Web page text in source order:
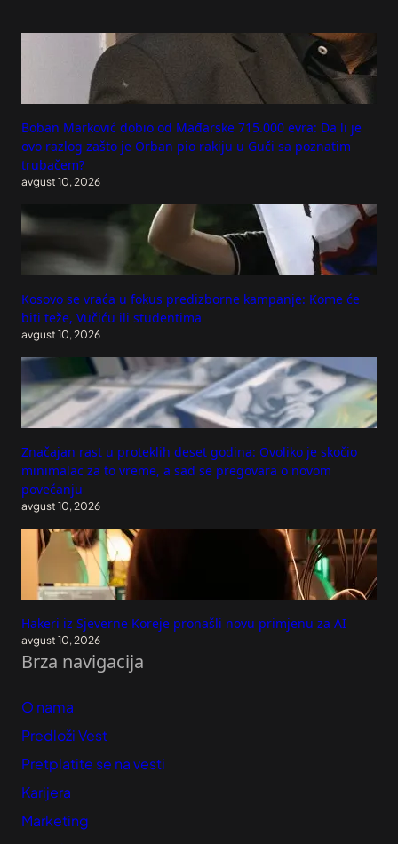
Boban Marković dobio od Mađarske 715.000 evra: Da li je
ovo razlog zašto je Orban pio rakiju u Guči sa poznatim
trubačem?
avgust 10, 2026
Kosovo se vraća u fokus predizborne kampanje: Kome će
biti teže, Vučiću ili studentima
avgust 10, 2026
Značajan rast u proteklih deset godina: Ovoliko je skočio
minimalac za to vreme, a sad se pregovara o novom
povećanju
avgust 10, 2026
Hakeri iz Sjeverne Koreje pronašli novu primjenu za AI
avgust 10, 2026
Brza navigacija
O nama
Predloži Vest
Pretplatite se na vesti
Karijera
Marketing